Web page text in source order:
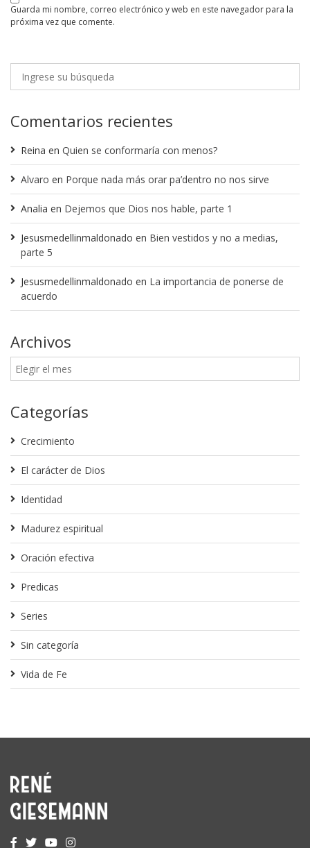
guarda mi nombre, correo electrónico y web en este navegador para la
próxima vez que comente.
Comentarios recientes
Reina en Quien se conformaría con menos?
Alvaro en Porque nada más orar pa’dentro no nos sirve
Analia en Dejemos que Dios nos hable, parte 1
Jesusmedellinmaldonado en Bien vestidos y no a medias,
parte 5
Jesusmedellinmaldonado en La importancia de ponerse de
acuerdo
Archivos
Categorías
Crecimiento
El carácter de Dios
Identidad
Madurez espiritual
Oración efectiva
Predicas
Series
Sin categoría
Vida de Fe